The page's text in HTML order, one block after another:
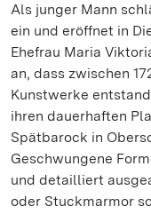
Als junger Mann
ein und eröffnet in
Ehefrau Maria
an, dass zwischen
Kunstwerke
ihren dauerhaften
Spätbarock in
Geschwungene
und detailliert
oder Stuckmarmor